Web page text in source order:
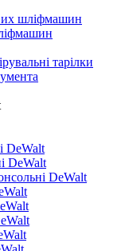
шліфмашин
тарілки
DeWalt
DeWalt
DeWalt